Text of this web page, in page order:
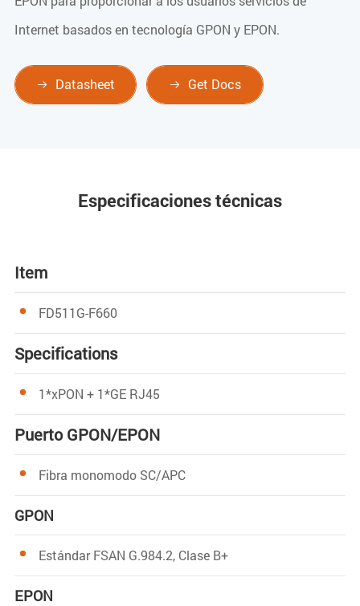
Internet basados en tecnología GPON y EPON.
 Datasheet  Get Docs
Especificaciones técnicas
Item
FD511G-F660
Specifications
1*xPON + 1*GE RJ45
Puerto GPON/EPON
Fibra monomodo SC/APC
GPON
Estándar FSAN G.984.2, Clase B+
EPON